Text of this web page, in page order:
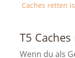
Caches retten
T5
Wenn du als